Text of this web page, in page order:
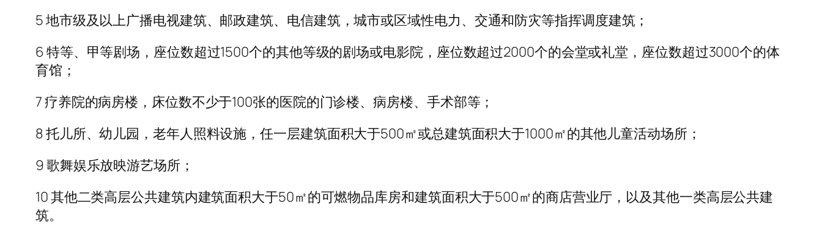
5 地市级及以上广播电视建筑、邮政建筑、电信建筑，城市或区域性电力、交通和防灾等指挥调度建筑；
6 特等、甲等剧场，座位数超过1500个的其他等级的剧场或电影院，座位数超过2000个的会堂或礼堂，座位数超过3000个的体
育馆；
7 疗养院的病房楼，床位数不少于100张的医院的门诊楼、病房楼、手术部等；
8 托儿所、幼儿园，老年人照料设施，任一层建筑面积大于500㎡或总建筑面积大于1000㎡的其他儿童活动场所；
9 歌舞娱乐放映游艺场所；
10 其他二类高层公共建筑内建筑面积大于50㎡的可燃物品库房和建筑面积大于500㎡的商店营业厅，以及其他一类高层公共建
筑。